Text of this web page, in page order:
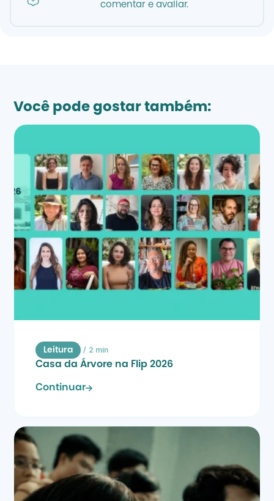
comentar e avaliar.
Você pode gostar também:
Leitura / 2 min
Casa da Árvore na Flip 2026
Continuar